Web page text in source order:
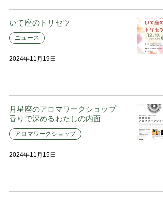
いて座のトリセツ
ニュース
2024年11月19日
月星座のアロマワークショップ｜
香りで深めるわたしの内面
アロマワークショップ
2024年11月15日